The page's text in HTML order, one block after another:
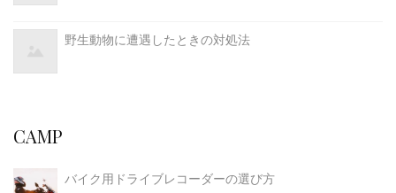
野生動物に遭遇したときの対処法
CAMP
バイク用ドライブレコーダーの選び方